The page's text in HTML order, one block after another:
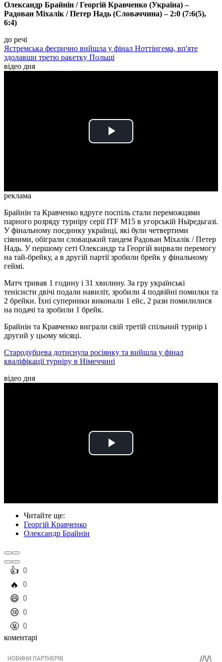
Олександр Брайнін / Георгій Кравченко (Україна) –
Радован Міхалік / Петер Надь (Словаччина) – 2:0 (7:6(5),
6:4)
до речі
Ястремська феєрично вийшла у фінал Ноттінгема, вп'яте
здолавши третю ракетку Польщі
відео дня
Play
реклама
Брайнін та Кравченко вдруге поспіль стали переможцями
парного розряду турніру серії ITF M15 в угорській Ньїредьгазі.
У фінальному поєдинку українці, які були четвертими
сіяними, обіграли словацький тандем Радован Міхалік / Петер
Надь. У першому сеті Олександр та Георгій вирвали перемогу
на тай-брейку, а в другій партії зробили брейк у фінальному
геймі.
Матч тривав 1 годину і 31 хвилину. За гру українські
тенісисти двічі подали навиліт, зробили 4 подвійні помилки та
2 брейки. Їхні суперники виконали 1 ейс, 2 рази помилилися
на подачі та зробили 1 брейк.
Брайнін та Кравченко виграли свій третій спільний турнір і
другий у цьому місяці.
Стародубцева дотиснула росіянку та вийшла у фінал
кваліфікації турніру в Німеччині
відео дня
Play
Читайте ще:
Георгій Кравченко
Олександр Брайнін
️👍 0
️🔥 0
️😄 0
️😢 0
️🤬 0
коментарі